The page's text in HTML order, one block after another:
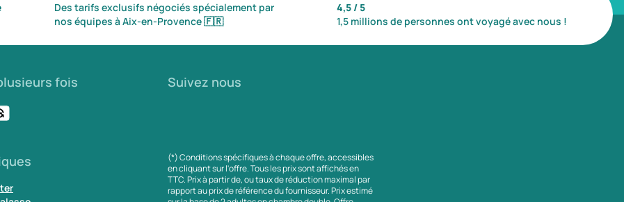
Des tarifs exclusifs négociés spécialement par
nos équipes à Aix-en-Provence🇫🇷
4,5 / 5
1,5 millions de personnes ont voyagé avec nous !
fois Suivez nous
(*) Conditions spécifiques à chaque offre, accessibles
en cliquant sur l'offre. Tous les prix sont affichés en
TTC. Prix à partir de, ou taux de réduction maximal par
rapport au prix de référence du fournisseur. Prix estimé